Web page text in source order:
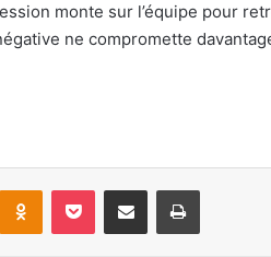
monte sur l’équipe pour
ne compromette
Odnoklassniki
Pocket Partager par email Imprimer